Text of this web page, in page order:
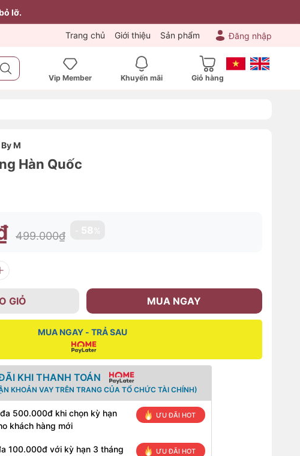
lỡ.
Trang chủ Giới thiệu Sản phẩm Đăng nhập
Vip Member Khuyến mãi Giỏ hàng
M
Hàn Quốc
499.000₫
GIỎ MUA NGAY
MUA NGAY - TRẢ SAU
KHI THANH TOÁN
KHOẢN VAY TRÊN TRANG CỦA TỔ CHỨC TÀI CHÍNH)
đa 500.000đ khi chọn kỳ hạn
khách hàng mới
ƯU ĐÃI HOT
100.000đ với kỳ hạn 3 tháng
ƯU ĐÃI HOT